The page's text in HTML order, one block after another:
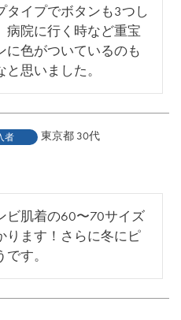
タイプでボタンも3つし
病院に行く時など重宝
に色がついているのも
思いました。
者 東京都 30代
ビ肌着の60〜70サイズ
ります！さらに冬にピ
す。